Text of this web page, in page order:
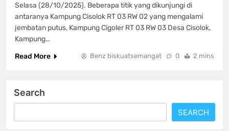
Selasa (28/10/2025). Beberapa titik yang dikunjungi di
antaranya Kampung Cisolok RT 03 RW 02 yang mengalami
jembatan putus, Kampung Cigoler RT 03 RW 03 Desa Cisolok,
Kampung…
Read More
Benz biskuatsemangat 0 2 mins
Search
SEARCH